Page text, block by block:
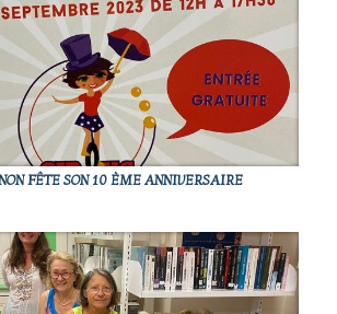
FÊTE SON 10 ÈME ANNIVERSAIRE